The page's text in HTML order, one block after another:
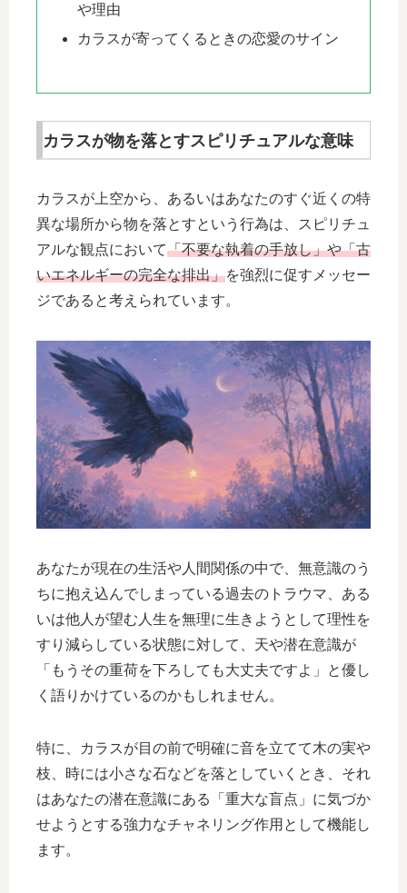
や理由
カラスが寄ってくるときの恋愛のサイン
カラスが物を落とすスピリチュアルな意味
カラスが上空から、あるいはあなたのすぐ近くの特
異な場所から物を落とすという行為は、スピリチュ
アルな観点において「不要な執着の手放し」や「古
いエネルギーの完全な排出」を強烈に促すメッセー
ジであると考えられています。
あなたが現在の生活や人間関係の中で、無意識のう
ちに抱え込んでしまっている過去のトラウマ、ある
いは他人が望む人生を無理に生きようとして理性を
すり減らしている状態に対して、天や潜在意識が
「もうその重荷を下ろしても大丈夫ですよ」と優し
く語りかけているのかもしれません。
特に、カラスが目の前で明確に音を立てて木の実や
枝、時には小さな石などを落としていくとき、それ
はあなたの潜在意識にある「重大な盲点」に気づか
せようとする強力なチャネリング作用として機能し
ます。